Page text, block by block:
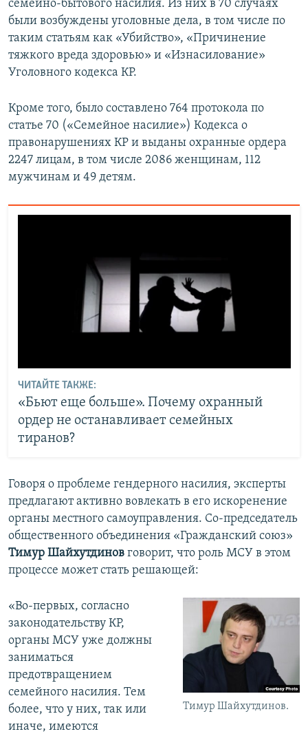
семейно-бытового насилия. Из них в 70 случаях
были возбуждены уголовные дела, в том числе по
таким статьям как «Убийство», «Причинение
тяжкого вреда здоровью» и «Изнасилование»
Уголовного кодекса КР.
Кроме того, было составлено 764 протокола по
статье 70 («Семейное насилие») Кодекса о
правонарушениях КР и выданы охранные ордера
2247 лицам, в том числе 2086 женщинам, 112
мужчинам и 49 детям.
ЧИТАЙТЕ ТАКЖЕ:
«Бьют еще больше». Почему охранный
ордер не останавливает семейных
тиранов?
Говоря о проблеме гендерного насилия, эксперты
предлагают активно вовлекать в его искоренение
органы местного самоуправления. Со-председатель
общественного объединения «Гражданский союз»
Тимур Шайхутдинов говорит, что роль МСУ в этом
процессе может стать решающей:
Тимур Шайхутдинов.
«Во-первых, согласно
законодательству КР,
органы МСУ уже должны
заниматься
предотвращением
семейного насилия. Тем
более, что у них, так или
иначе, имеются